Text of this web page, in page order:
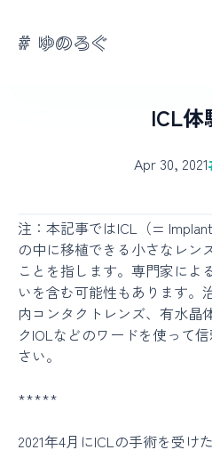
# ゆのろぐ
ICL体
Apr 30, 2021
注：本記事ではICL（=
の中に移植できる小さなレン
ことを指します。専門家によ
いを含む可能性もあります。
内コンタクトレンズ、有水晶
クIOLなどのワードを使って
さい。
*****
2021年4月にICLの手術を受けた